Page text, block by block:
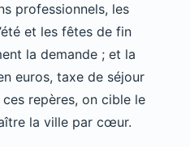
professionnels, les
et les fêtes de fin
la demande ; et la
euros, taxe de séjour
repères, on cible le
la ville par cœur.